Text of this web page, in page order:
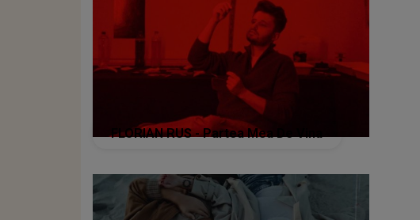
FLORIAN RUS - Partea Mea De Vina